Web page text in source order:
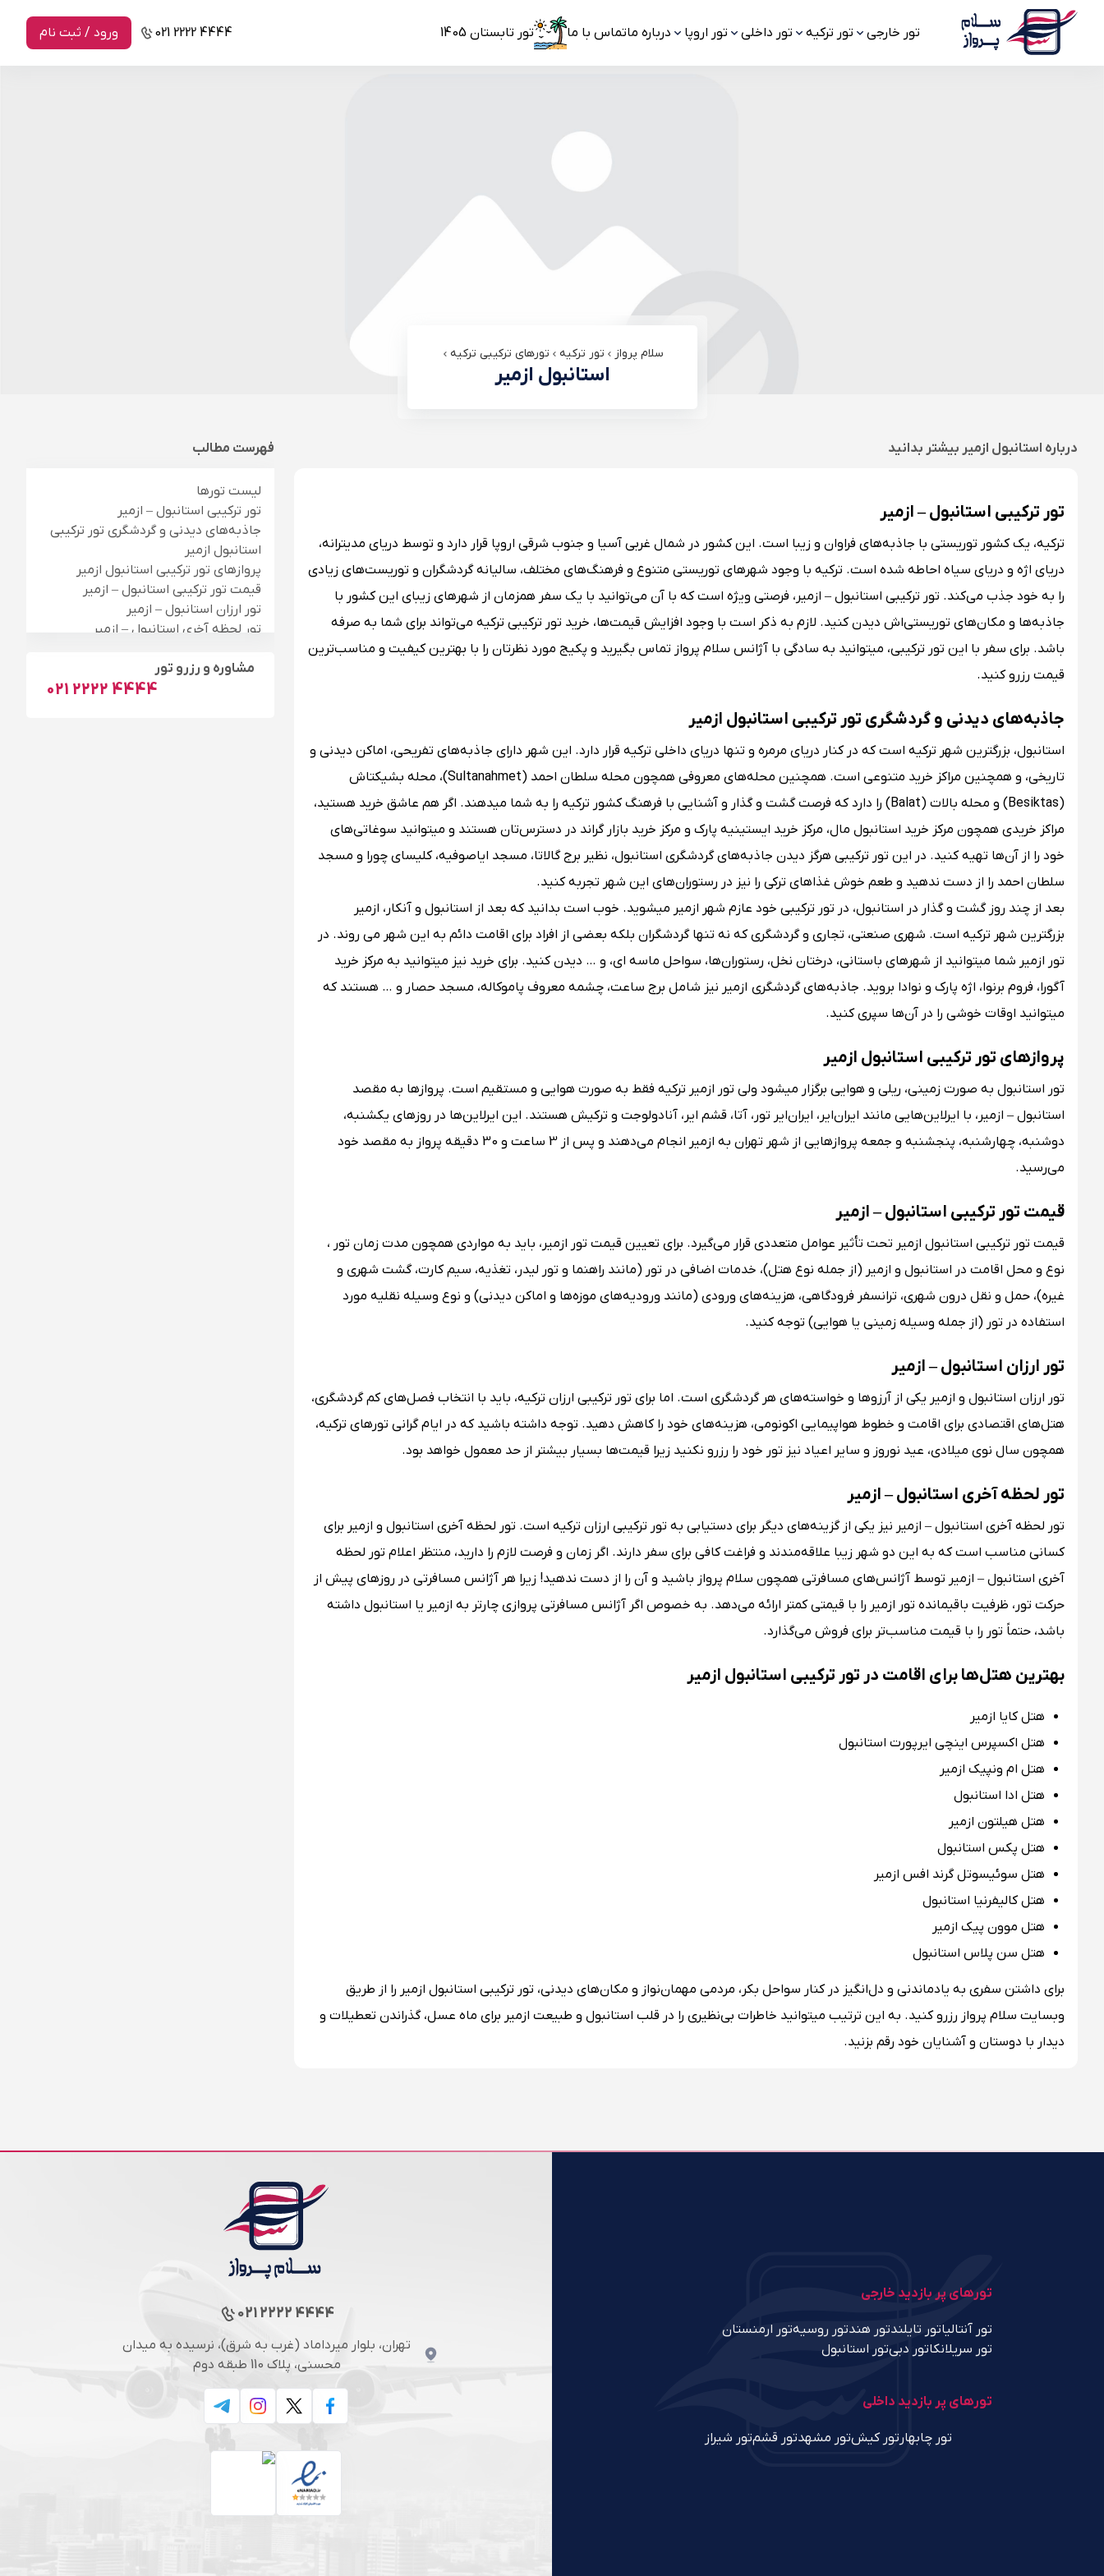
تور خارجی تور ترکیه تور داخلی تور اروپا درباره ماتماس با ما تور تابستان 1405 021 2222 4444 ورود / ثبت نام
سلام پرواز تور ترکیه تورهای ترکیبی ترکیه
استانبول ازمیر
درباره استانبول ازمیر بیشتر بدانید
تور ترکیبی استانبول – ازمیر
ترکیه، یک کشور توریستی با جاذبه‌های فراوان و زیبا است. این کشور در شمال غربی آسیا و جنوب شرقی اروپا قرار دارد و توسط دریای مدیترانه،
دریای اژه و دریای سیاه احاطه شده است. ترکیه با وجود شهرهای توریستی متنوع و فرهنگ‌های مختلف، سالیانه گردشگران و توریست‌های زیادی
را به خود جذب می‌کند. تور ترکیبی استانبول – ازمیر، فرصتی ویژه است که با آن می‌توانید با یک سفر همزمان از شهرهای زیبای این کشور با
جاذبه‌ها و مکان‌های توریستی‌اش دیدن کنید. لازم به ذکر است با وجود افزایش قیمت‌ها، خرید تور ترکیبی ترکیه می‌تواند برای شما به صرفه
باشد. برای سفر با این تور ترکیبی، می‎توانید به سادگی با آژانس سلام پرواز تماس بگیرید و پکیج مورد نظرتان را با بهترین کیفیت و مناسب‌ترین
قیمت رزرو کنید.
جاذبه‌های دیدنی و گردشگری تور ترکیبی استانبول ازمیر
استانبول، بزرگترین شهر ترکیه است که در کنار دریای مرمره و تنها دریای داخلی ترکیه قرار دارد. این شهر دارای جاذبه‌های تفریحی، اماکن دیدنی و
تاریخی، و همچنین مراکز خرید متنوعی است. همچنین محله‌های معروفی همچون محله سلطان احمد (Sultanahmet)، محله بشیکتاش
(Besiktas) و محله بالات (Balat) را دارد که فرصت گشت و گذار و آشنایی با فرهنگ کشور ترکیه را به شما می‎دهند. اگر هم عاشق خرید هستید،
مراکز خریدی همچون مرکز خرید استانبول مال، مرکز خرید ایستینیه پارک و مرکز خرید بازار گراند در دسترس‌تان هستند و می‎توانید سوغاتی‌های
خود را از آن‌ها تهیه کنید. در این تور ترکیبی هرگز دیدن جاذبه‌های گردشگری استانبول، نظیر برج گالاتا، مسجد ایاصوفیه، کلیسای چورا و مسجد
سلطان احمد را از دست ندهید و طعم خوش غذاهای ترکی را نیز در رستوران‌های این شهر تجربه کنید.
بعد از چند روز گشت و گذار در استانبول، در تور ترکیبی خود عازم شهر ازمیر می‎شوید. خوب است بدانید که بعد از استانبول و آنکار، ازمیر
بزرگترین شهر ترکیه است. شهری صنعتی، تجاری و گردشگری که نه تنها گردشگران بلکه بعضی از افراد برای اقامت دائم به این شهر می روند. در
تور ازمیر شما می‎توانید از شهرهای باستانی، درختان نخل، رستوران‌ها، سواحل ماسه ای، و … دیدن کنید. برای خرید نیز می‎توانید به مرکز خرید
آگورا، فروم برنوا، اژه پارک و نوادا بروید. جاذبه‌های گردشگری ازمیر نیز شامل برج ساعت، چشمه معروف پاموکاله، مسجد حصار و … هستند که
می‎توانید اوقات خوشی را در آن‌ها سپری کنید.
پروازهای تور ترکیبی استانبول ازمیر
تور استانبول به صورت زمینی، ریلی و هوایی برگزار می‎شود ولی تور ازمیر ترکیه فقط به صورت هوایی و مستقیم است. پروازها به مقصد
استانبول – ازمیر، با ایرلاین‌هایی مانند ایران‌ایر، ایران‌ایر تور، آتا، قشم ایر، آنادولوجت و ترکیش هستند. این ایرلاین‌ها در روزهای یکشنبه،
دوشنبه، چهارشنبه، پنجشنبه و جمعه پروازهایی از شهر تهران به ازمیر انجام می‌دهند و پس از 3 ساعت و 30 دقیقه پرواز به مقصد خود
می‌رسید.
قیمت تور ترکیبی استانبول – ازمیر
قیمت تور ترکیبی استانبول ازمیر تحت تأثیر عوامل متعددی قرار می‌گیرد. برای تعیین قیمت تور ازمیر، باید به مواردی همچون مدت زمان تور ،
نوع و محل اقامت در استانبول و ازمیر (از جمله نوع هتل)، خدمات اضافی در تور (مانند راهنما و تور لیدر، تغذیه، سیم کارت، گشت شهری و
غیره)، حمل و نقل درون شهری، ترانسفر فرودگاهی، هزینه‌های ورودی (مانند ورودیه‌های موزه‌ها و اماکن دیدنی) و نوع وسیله نقلیه مورد
استفاده در تور (از جمله وسیله زمینی یا هوایی) توجه کنید.
تور ارزان استانبول – ازمیر
تور ارزان استانبول و ازمیر یکی از آرزوها و خواسته‌های هر گردشگری است. اما برای تور ترکیبی ارزان ترکیه، باید با انتخاب فصل‌های کم گردشگری،
هتل‌های اقتصادی برای اقامت و خطوط هواپیمایی اکونومی، هزینه‌های خود را کاهش دهید. توجه داشته باشید که در ایام گرانی تورهای ترکیه،
همچون سال نوی میلادی، عید نوروز و سایر اعیاد نیز تور خود را رزرو نکنید زیرا قیمت‌ها بسیار بیشتر از حد معمول خواهد بود.
تور لحظه آخری استانبول – ازمیر
تور لحظه آخری استانبول – ازمیر نیز یکی از گزینه‌های دیگر برای دستیابی به تور ترکیبی ارزان ترکیه است. تور لحظه آخری استانبول و ازمیر برای
کسانی مناسب است که به این دو شهر زیبا علاقه‌مندند و فراغت کافی برای سفر دارند. اگر زمان و فرصت لازم را دارید، منتظر اعلام تور لحظه
آخری استانبول – ازمیر توسط آژانس‌های مسافرتی همچون سلام پرواز باشید و آن را از دست ندهید! زیرا هر آژانس مسافرتی در روزهای پیش از
حرکت تور، ظرفیت باقیمانده تور ازمیر را با قیمتی کمتر ارائه می‌دهد. به خصوص اگر آژانس مسافرتی پروازی چارتر به ازمیر یا استانبول داشته
باشد، حتماً تور را با قیمت مناسب‌تر برای فروش می‌گذارد.
بهترین هتل‌ها برای اقامت در تور ترکیبی استانبول ازمیر
هتل کایا ازمیر
هتل اکسپرس اینچی ایرپورت استانبول
هتل ام ونپیک ازمیر
هتل ادا استانبول
هتل هیلتون ازمیر
هتل پکس استانبول
هتل سوئیسوتل گرند افس ازمیر
هتل کالیفرنیا استانبول
هتل موون پیک ازمیر
هتل سن پلاس استانبول
برای داشتن سفری به یادماندنی و دل‌انگیز در کنار سواحل بکر، مردمی مهمان‌نواز و مکان‌های دیدنی، تور ترکیبی استانبول ازمیر را از طریق
وبسایت سلام پرواز رزرو کنید. به این ترتیب می‎توانید خاطرات بی‌نظیری را در قلب استانبول و طبیعت ازمیر برای ماه عسل، گذراندن تعطیلات و
دیدار با دوستان و آشنایان خود رقم بزنید.
فهرست مطالب
لیست تورها
تور ترکیبی استانبول – ازمیر
جاذبه‌های دیدنی و گردشگری تور ترکیبی
استانبول ازمیر
پروازهای تور ترکیبی استانبول ازمیر
قیمت تور ترکیبی استانبول – ازمیر
تور ارزان استانبول – ازمیر
تور لحظه آخری استانبول – ازمیر
استانبول ازمیر
مشاوره و رزرو تور
021 2222 4444
تورهای پر بازدید خارجی
تور آنتالیاتور تایلندتور هندتور روسیهتور ارمنستان
تور سریلانکاتور دبیتور استانبول
تورهای پر بازدید داخلی
تور چابهار تور کیشتور مشهدتور قشمتور شیراز
021 2222 4444
تهران، بلوار میرداماد (غرب به شرق)، نرسیده به میدان
محسنی، پلاک 110 طبقه دوم